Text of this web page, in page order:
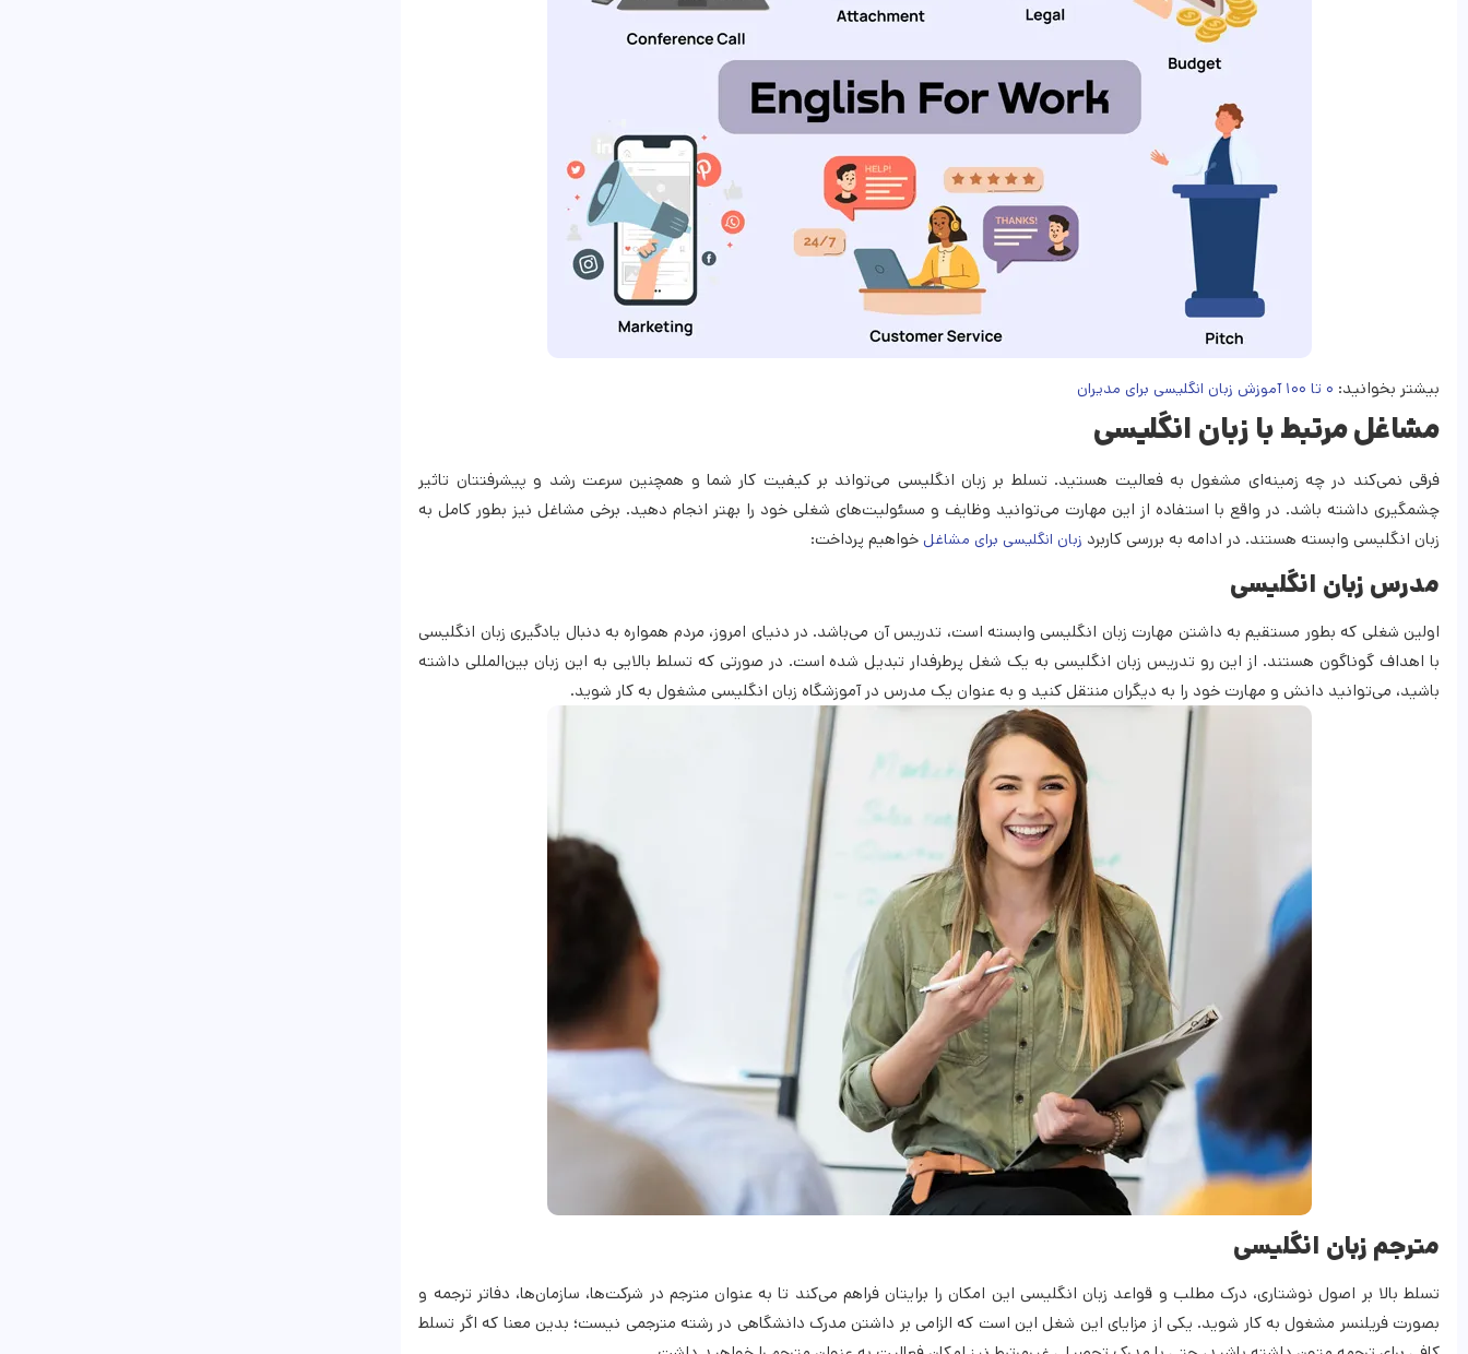
بیشتر بخوانید: ۰ تا ۱۰۰ آموزش زبان انگلیسی برای مدیران
مشاغل مرتبط با زبان انگلیسی
فرقی نمی‌کند در چه زمینه‌ای مشغول به فعالیت هستید. تسلط بر زبان انگلیسی می‌تواند بر کیفیت کار شما و همچنین سرعت رشد و پیشرفتتان تاثیر
چشمگیری داشته باشد. در واقع با استفاده از این مهارت می‌توانید وظایف و مسئولیت‌های شغلی خود را بهتر انجام دهید. برخی مشاغل نیز بطور کامل به
زبان انگلیسی وابسته هستند. در ادامه به بررسیکاربرد زبان انگلیسی برای مشاغل خواهیم پرداخت:
مدرس زبان انگلیسی
اولین شغلی که بطور مستقیم به داشتن مهارت زبان انگلیسی وابسته است، تدریس آن می‌باشد. در دنیای امروز، مردم همواره به دنبال یادگیری زبان انگلیسی
با اهداف گوناگون هستند. از این رو تدریس زبان انگلیسی به یک شغل پرطرفدار تبدیل شده است. در صورتی که تسلط بالایی به این زبان بین‌المللی داشته
باشید، می‌توانید دانش و مهارت خود را به دیگران منتقل کنید و به عنوان یک مدرس در آموزشگاه زبان انگلیسی مشغول به کار شوید.
مترجم زبان انگلیسی
تسلط بالا بر اصول نوشتاری، درک مطلب و قواعد زبان انگلیسی این امکان را برایتان فراهم می‌کند تا به عنوان مترجم در شرکت‌ها، سازمان‌ها، دفاتر ترجمه و
بصورت فریلنسر مشغول به کار شوید. یکی از مزایای این شغل این است که الزامی بر داشتن مدرک دانشگاهی در رشته مترجمی نیست؛ بدین معنا که اگر تسلط